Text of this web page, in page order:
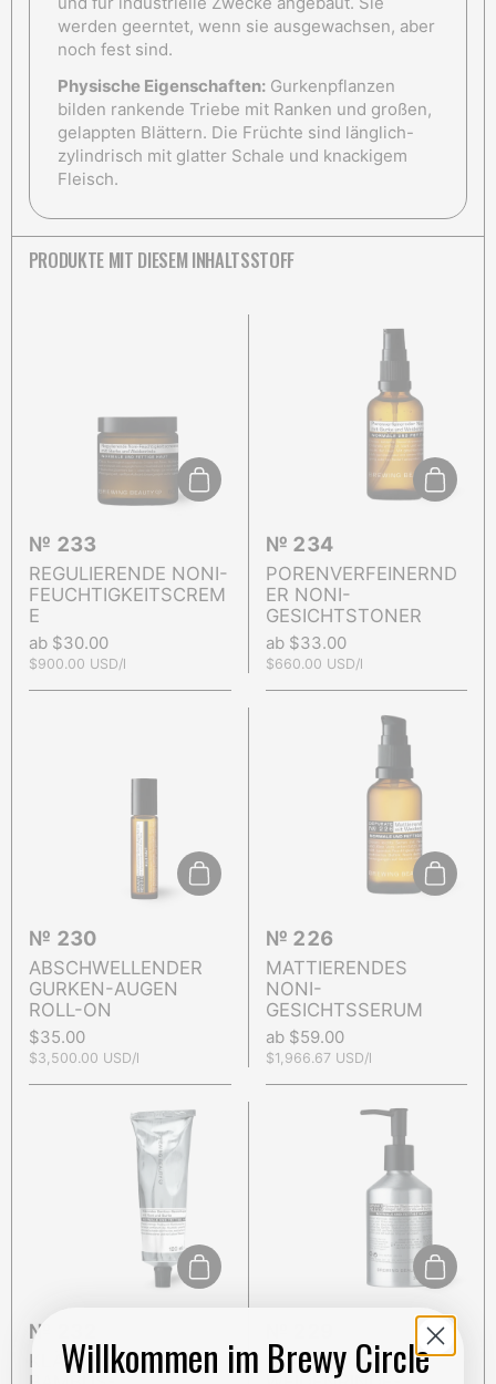
werden geerntet, wenn sie ausgewachsen, aber
noch fest sind.
Physische Eigenschaften: Gurkenpflanzen
bilden rankende Triebe mit Ranken und großen,
gelappten Blättern. Die Früchte sind länglich-
zylindrisch mit glatter Schale und knackigem
Fleisch.
PRODUKTE MIT DIESEM INHALTSSTOFF
In den Warenkorb
№ 233
REGULIERENDE NONI-
FEUCHTIGKEITSCREM
E
Preis:
ab $30.00
Stückpreis:
$900.00 USD/l
In den
№ 234
PORENVERFEINERND
ER NONI-
GESICHTSTONER
Preis:
ab $33.00
Stückpreis:
$660.00 USD/l
In den Warenkorb
№ 230
ABSCHWELLENDER
GURKEN-AUGEN
ROLL-ON
Preis:
$35.00
Stückpreis:
$3,500.00 USD/l
In den
№ 226
MATTIERENDES
NONI-
GESICHTSSERUM
Preis:
ab $59.00
Stückpreis:
$1,966.67 USD/l
In den Warenkorb
№ 232
KLÄRENDES
In den
KLÄRENDER
Willkommen im Brewy Circle